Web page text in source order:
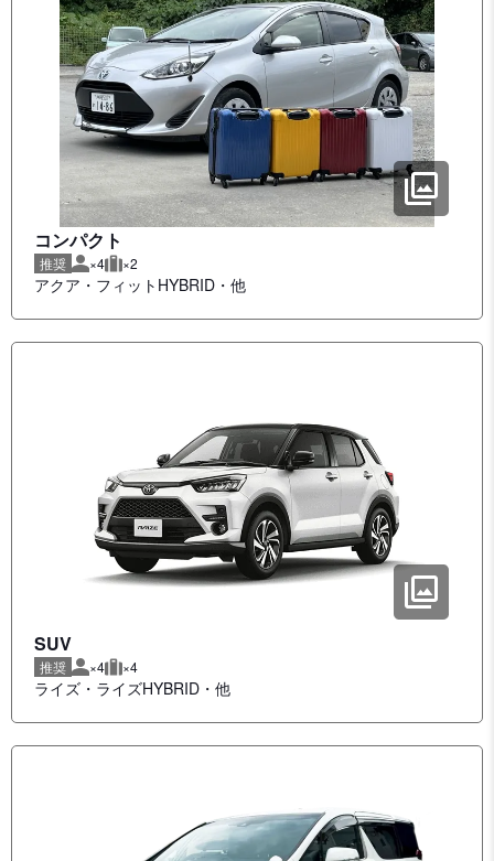
コンパクト
推奨 推奨人数
×4 推奨荷物
×2
アクア フィットHYBRID 他
SUV
推奨 推奨人数
×4 推奨荷物
×4
ライズ ライズHYBRID 他